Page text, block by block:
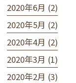
2020年6月 (2)
2020年5月 (2)
2020年4月 (2)
2020年3月 (1)
2020年2月 (3)